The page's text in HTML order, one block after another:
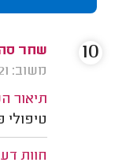
שחר
משוב: 02/05/2021
תיאור
טיפולי
חוות
10